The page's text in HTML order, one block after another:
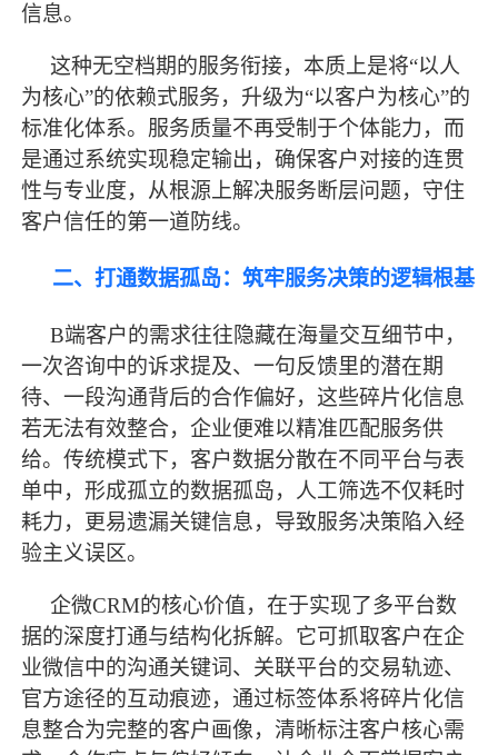
信息。
这种无空档期的服务衔接，本质上是将“以人
为核心”的依赖式服务，升级为“以客户为核心”的
标准化体系。服务质量不再受制于个体能力，而
是通过系统实现稳定输出，确保客户对接的连贯
性与专业度，从根源上解决服务断层问题，守住
客户信任的第一道防线。
二、打通数据孤岛：筑牢服务决策的逻辑根基
B端客户的需求往往隐藏在海量交互细节中，
一次咨询中的诉求提及、一句反馈里的潜在期
待、一段沟通背后的合作偏好，这些碎片化信息
若无法有效整合，企业便难以精准匹配服务供
给。传统模式下，客户数据分散在不同平台与表
单中，形成孤立的数据孤岛，人工筛选不仅耗时
耗力，更易遗漏关键信息，导致服务决策陷入经
验主义误区。
企微CRM的核心价值，在于实现了多平台数
据的深度打通与结构化拆解。它可抓取客户在企
业微信中的沟通关键词、关联平台的交易轨迹、
官方途径的互动痕迹，通过标签体系将碎片化信
息整合为完整的客户画像，清晰标注客户核心需